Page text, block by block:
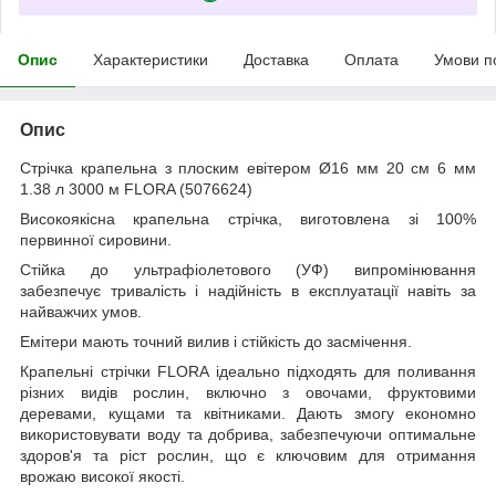
Опис Характеристики Доставка Оплата Умови
Опис
Стрічка крапельна з плоским евітером Ø16 мм 20 см 6 мм
1.38 л 3000 м FLORA (5076624)
Високоякісна крапельна стрічка, виготовлена зі 100%
первинної сировини.
Стійка до ультрафіолетового (УФ) випромінювання
забезпечує тривалість і надійність в експлуатації навіть за
найважчих умов.
Емітери мають точний вилив і стійкість до засмічення.
Крапельні стрічки FLORA ідеально підходять для поливання
різних видів рослин, включно з овочами, фруктовими
деревами, кущами та квітниками. Дають змогу економно
використовувати воду та добрива, забезпечуючи оптимальне
здоров'я та ріст рослин, що є ключовим для отримання
врожаю високої якості.